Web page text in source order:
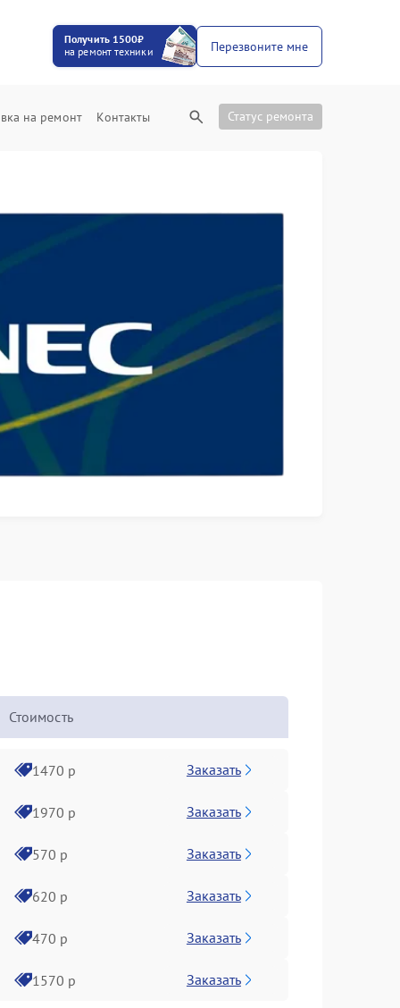
Получить 1500₽
на ремонт техники
Перезвоните мне
на ремонт Контакты Статус ремонта
Стоимость
1470 р Заказать
1970 р Заказать
570 р Заказать
620 р Заказать
470 р Заказать
1570 р Заказать